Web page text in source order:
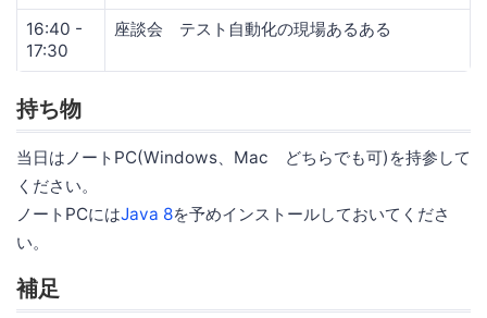
16:40 -
17:30
座談会 テスト自動化の現場あるある
持ち物
当日はノートPC(Windows、Mac どちらでも可)を持参して
ください。
ノートPCにはJava 8を予めインストールしておいてくださ
い。
補足